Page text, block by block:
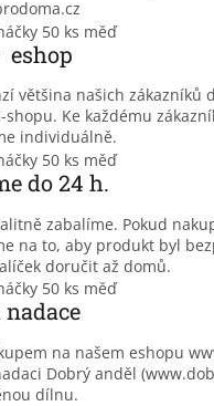
eshop
většina našich zákazníků
shopu. Ke každému
individuálně.
do 24 h.
zabalíme. Pokud
na to, aby produkt byl
doručit až domů.
nadace
na našem eshopu
Dobrý anděl
dílnu.